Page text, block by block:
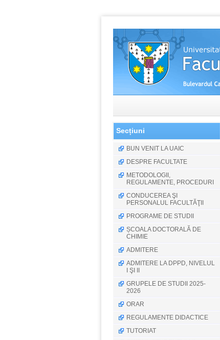
Secțiuni
BUN VENIT LA UAIC
DESPRE FACULTATE
METODOLOGII,
REGULAMENTE, PROCEDURI
CONDUCEREA ŞI
PERSONALUL FACULTĂŢII
PROGRAME DE STUDII
ȘCOALA DOCTORALĂ DE
CHIMIE
ADMITERE
ADMITERE LA DPPD, NIVELUL
I ŞI II
GRUPELE DE STUDII 2025-
2026
ORAR
REGULAMENTE DIDACTICE
TUTORIAT